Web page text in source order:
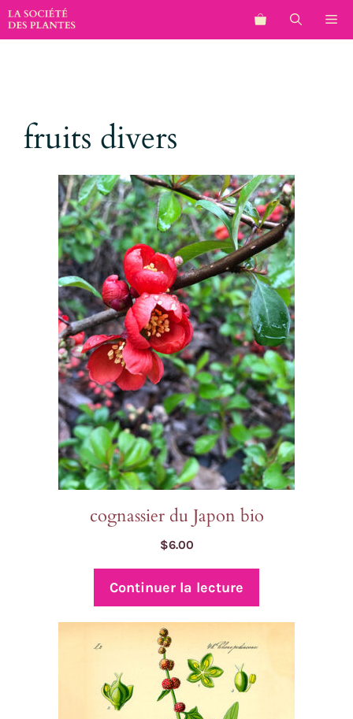
Aller
au
fruits divers
cognassier du Japon bio
$6.00
Continuer la lecture